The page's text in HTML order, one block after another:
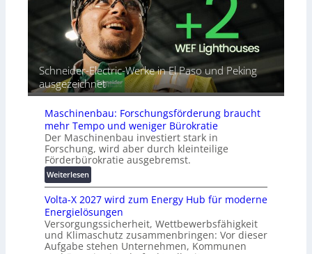
u
t
o
m
a
t
i
i
e
r
u
n
g
s
l
ö
s
u
n
i
a
r
i
h
e
n
d
e
t
G
e
r
ä
e
s
c
h
u
t
z
u
n
d
d
Schneider-Electric-Werke in El Paso und Peking
ausgezeichnet
Maschinenbau: Forschungsförderung braucht
mehr Tempo und weniger Bürokratie
Der Maschinenbau investiert stark in
Forschung, wird aber durch kleinteilige
Förderbürokratie ausgebremst.
Weiterlesen:
M
a
s
c
h
i
Volta-X 2027 wird zum Energy Hub für moderne
Energielösungen
Versorgungssicherheit, Wettbewerbsfähigkeit
und Klimaschutz zusammenbringen: Vor dieser
Aufgabe stehen Unternehmen, Kommunen